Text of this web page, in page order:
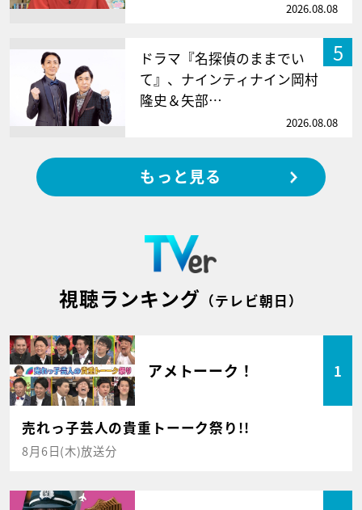
2026.08.08
5
ドラマ『名探偵のままでい
て』、ナインティナイン岡村
隆史＆矢部…
2026.08.08
もっと見る
視聴ランキング （テレビ朝日）
アメトーーク！ 1
売れっ子芸人の貴重トーーク祭り!!
8月6日(木)放送分